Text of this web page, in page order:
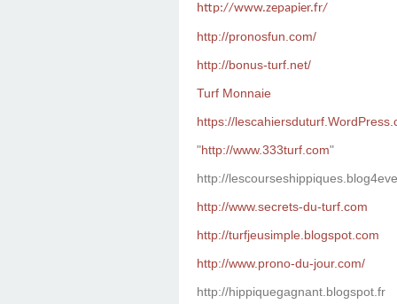
http://www.zepapier.fr/
http://pronosfun.com/
http://bonus-turf.net/
Turf Monnaie
https://
"http://www.333turf.com"
http://
http://www.secrets-du-turf.com
http://turfjeusimple.blogspot.com
http://www.prono-du-jour.com/
http://hippiquegagnant.blogspot.fr